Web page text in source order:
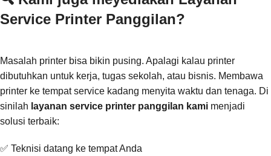
Service Printer Panggilan?
Masalah printer bisa bikin pusing. Apalagi kalau printer
dibutuhkan untuk kerja, tugas sekolah, atau bisnis. Membawa
printer ke tempat service kadang menyita waktu dan tenaga. Di
sinilah layanan service printer panggilan kami menjadi
solusi terbaik:
✅ Teknisi datang ke tempat Anda